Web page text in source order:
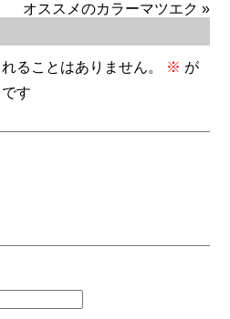
オススメのカラーマツエク »
ることはありません。 ※ が
す